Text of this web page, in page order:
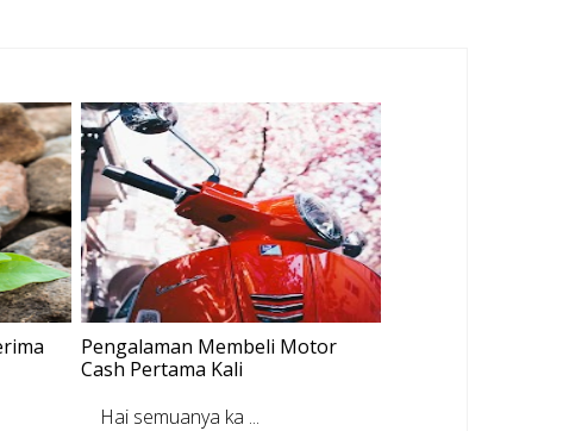
Pengalaman Membeli Motor
Cash Pertama Kali
Hai semuanya ka ...